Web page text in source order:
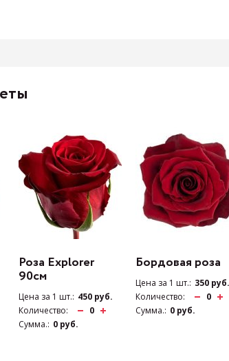
Роза Explorer
90см
Цена за 1 шт.: 450 руб.
Количество:
0
Сумма.: 0 руб.
Бордовая роза
Цена за 1 шт.: 350 руб.
Количество:
0
Сумма.: 0 руб.